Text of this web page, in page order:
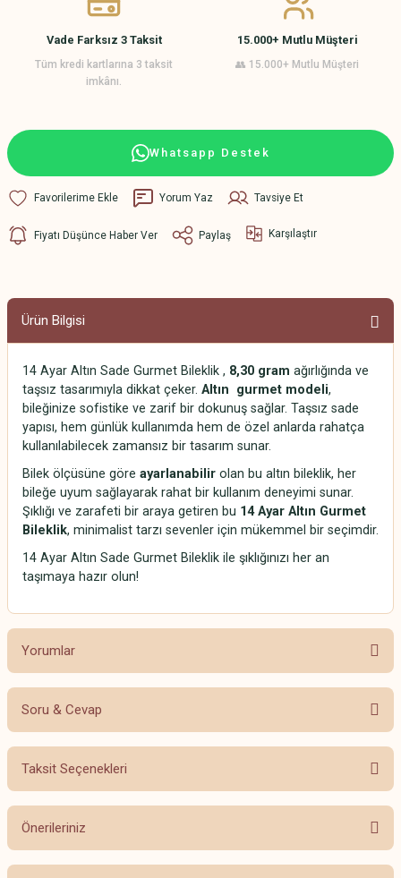
Vade Farksız 3 Taksit
Tüm kredi kartlarına 3 taksit
imkânı.
15.000+ Mutlu Müşteri
👥 15.000+ Mutlu Müşteri
Whatsapp Destek
Yorum Yaz Tavsiye Et
Fiyatı Düşünce Haber Ver Paylaş Karşılaştır
Ürün Bilgisi
14 Ayar Altın Sade Gurmet Bileklik , 8,30 gram ağırlığında ve
taşsız tasarımıyla dikkat çeker. Altın gurmet modeli,
bileğinize sofistike ve zarif bir dokunuş sağlar. Taşsız sade
yapısı, hem günlük kullanımda hem de özel anlarda rahatça
kullanılabilecek zamansız bir tasarım sunar.
Bilek ölçüsüne göre ayarlanabilir olan bu altın bileklik, her
bileğe uyum sağlayarak rahat bir kullanım deneyimi sunar.
Şıklığı ve zarafeti bir araya getiren bu 14 Ayar Altın Gurmet
Bileklik, minimalist tarzı sevenler için mükemmel bir seçimdir.
14 Ayar Altın Sade Gurmet Bileklik ile şıklığınızı her an
taşımaya hazır olun!
Yorumlar
Çok beğendim
Marina Özden | 06/11/2025
Soru & Cevap
Ürün hakkında henüz soru sorulmamış.
Taksit Seçenekleri
Önerileriniz